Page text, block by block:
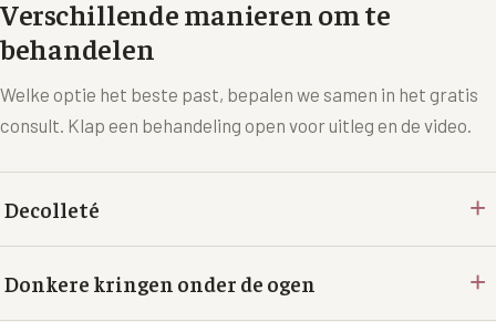
Verschillende manieren om te
behandelen
Welke optie het beste past, bepalen we samen in het gratis
consult. Klap een behandeling open voor uitleg en de video.
Decolleté +
Donkere kringen onder de ogen +